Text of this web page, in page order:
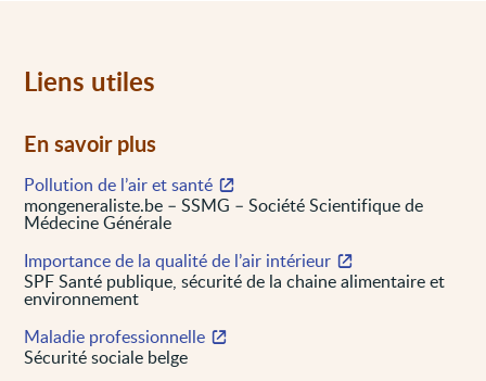
Liens utiles
En savoir plus
Pollution de l’air et santé
mongeneraliste.be – SSMG – Société Scientifique de
Médecine Générale
Importance de la qualité de l’air intérieur
SPF Santé publique, sécurité de la chaine alimentaire et
environnement
Maladie professionnelle
Sécurité sociale belge